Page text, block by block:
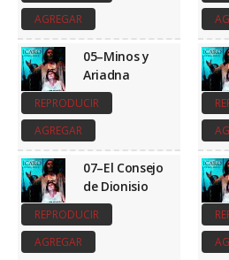
AGREGAR
05–Minos y
Ariadna
REPRODUCIR
AGREGAR
07–El Consejo
de Dionisio
REPRODUCIR
AGREGAR